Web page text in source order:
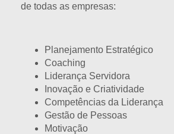
de todas as empresas:
Planejamento Estratégico
Coaching
Liderança Servidora
Inovação e Criatividade
Competências da Liderança
Gestão de Pessoas
Motivação